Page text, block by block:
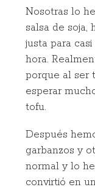
Nosotras lo
salsa de soja,
justa para
hora.
porque al ser
esperar
tofu.
Después
garbanzos y
normal y lo
convirtió en